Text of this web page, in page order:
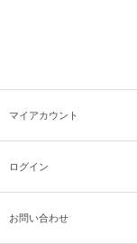
マイアカウント
ログイン
お問い合わせ